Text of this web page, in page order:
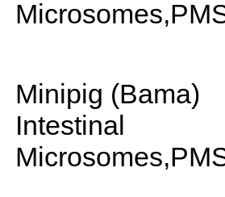
Minipig (Bama)
Intestinal